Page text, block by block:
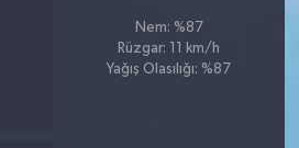
Nem: %87
Rüzgar: 11 km/h
Yağış Olasılığı: %87